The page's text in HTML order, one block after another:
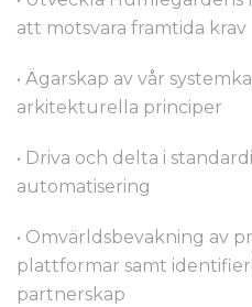
att motsvara framtida krav
• Ägarskap av vår
arkitekturella principer
• Driva och delta i
automatisering
• Omvärldsbevakning av
plattformar samt
partnerskap